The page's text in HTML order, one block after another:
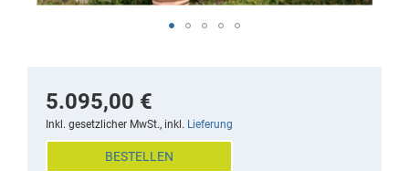
5.095,00 €
Inkl. gesetzlicher MwSt., inkl. Lieferung
BESTELLEN